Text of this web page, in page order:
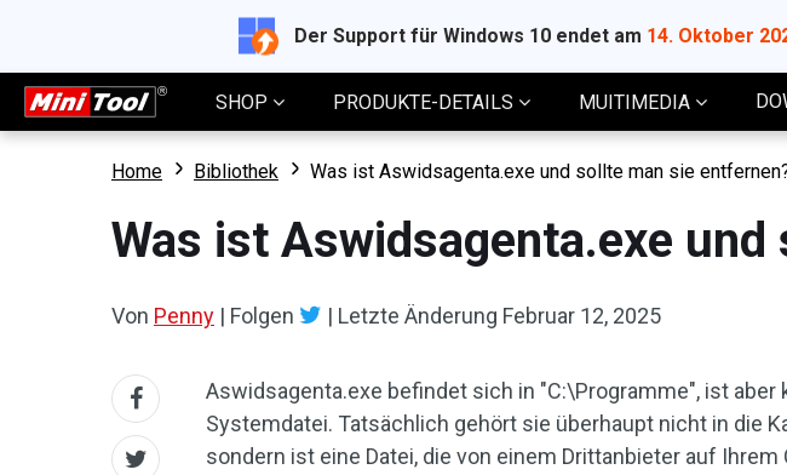
Der Support für Windows 10 endet am 14. Oktober
SHOP PRODUKTE-DETAILS MUITIMEDIA
Home Bibliothek Was ist Aswidsagenta.exe und sollte man sie
Was ist Aswidsagenta.exe
Von Penny | Folgen | Letzte Änderung Februar 12, 2025
Aswidsagenta.exe befindet sich in "C:\Programme", ist
Systemdatei. Tatsächlich gehört sie überhaupt nicht in die
sondern ist eine Datei, die von einem Drittanbieter auf